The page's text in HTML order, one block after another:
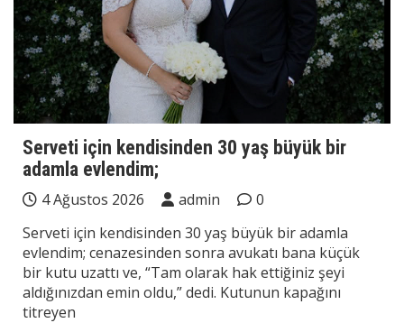
Serveti için kendisinden 30 yaş büyük bir
adamla evlendim;
4 Ağustos 2026 admin
0
Serveti için kendisinden 30 yaş büyük bir adamla
evlendim; cenazesinden sonra avukatı bana küçük
bir kutu uzattı ve, “Tam olarak hak ettiğiniz şeyi
aldığınızdan emin oldu,” dedi. Kutunun kapağını
titreyen